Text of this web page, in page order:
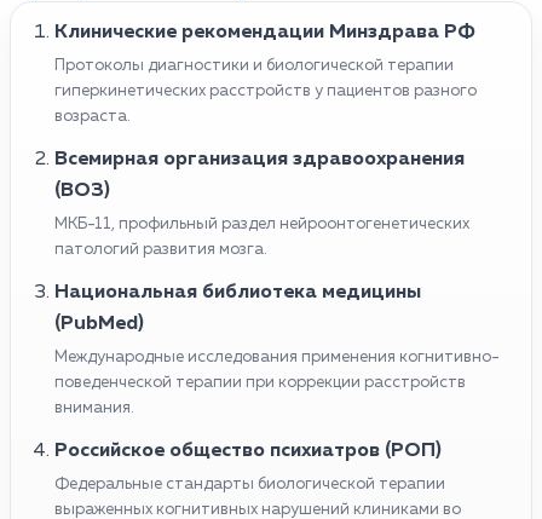
Клинические рекомендации Минздрава РФ
Протоколы диагностики и биологической терапии
гиперкинетических расстройств у пациентов разного
возраста.
Всемирная организация здравоохранения
(ВОЗ)
МКБ-11, профильный раздел нейроонтогенетических
патологий развития мозга.
Национальная библиотека медицины
(PubMed)
Международные исследования применения когнитивно-
поведенческой терапии при коррекции расстройств
внимания.
Российское общество психиатров (РОП)
Федеральные стандарты биологической терапии
выраженных когнитивных нарушений клиниками во